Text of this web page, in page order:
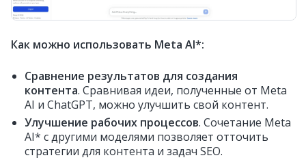
Как можно использовать Meta AI*:
Сравнение результатов для создания
контента. Сравнивая идеи, полученные от Meta
AI и ChatGPT, можно улучшить свой контент.
Улучшение рабочих процессов. Сочетание Meta
AI* с другими моделями позволяет отточить
стратегии для контента и задач SEO.